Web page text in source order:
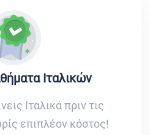
Ιταλικών
Ιταλικά πριν τις
επιπλέον κόστος!